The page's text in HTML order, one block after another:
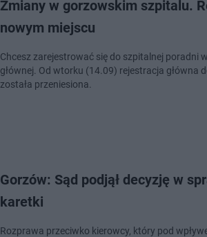
Zmiany w gorzowskim szpitalu.
nowym miejscu
Chcesz zarejestrować się do szpitalnej poradni
głównej. Od wtorku (14.09) rejestracja główna
została przeniesiona.
Gorzów: Sąd podjął decyzję w
karetki
Rozprawa przeciwko kierowcy, który pod